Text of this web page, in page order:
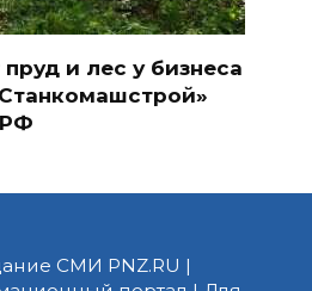
и лес у бизнеса
СМИ PNZ.RU |